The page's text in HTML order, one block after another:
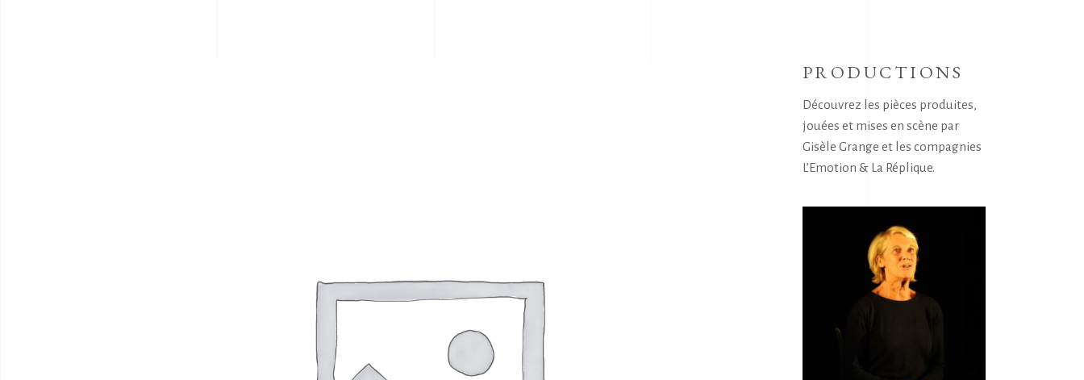
PRODUCTIONS
Découvrez les pièces produites,
jouées et mises en scène par
Gisèle Grange et les compagnies
L’Emotion & La Réplique.